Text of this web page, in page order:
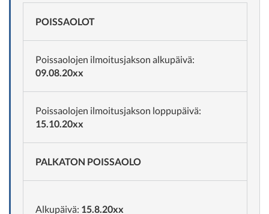
POISSAOLOT
Poissaolojen ilmoitusjakson alkupäivä:
09.08.20xx
Poissaolojen ilmoitusjakson loppupäivä:
15.10.20xx
PALKATON POISSAOLO
Alkupäivä: 15.8.20xx